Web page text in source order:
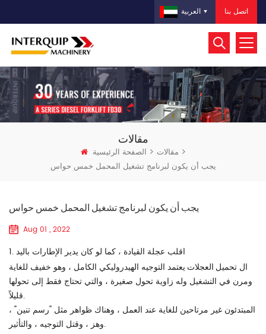
اتصل بنا العربية
مقالات
الصفحة الرئيسية
مقالات
يجب أن يكون لبرنامج تشغيل المحمل خمس حواس
يجب أن يكون لبرنامج تشغيل المحمل خمس حواس
Aug 01 , 2022
1. اقلب عجلة القيادة ، كما لو كان يدير الإطارات باليد
ال تحميل العجلاتيعتمد التوجيه الهيدروليكي الكامل ، وهو خفيف للغاية
ومرن في التشغيل وله زاوية تحول صغيرة ، والتي تحتاج فقط إلى تحولها
قليلاً.
المبتدئون غير مرتاحين للغاية عند العمل ، وهناك ظواهر مثل "رسم تنين" ،
وهز ، وقتل التوجيه ، والتأثير.